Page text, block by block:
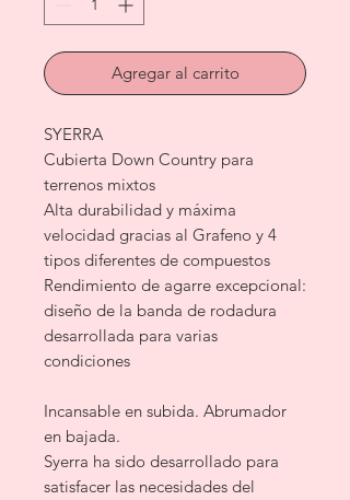
Agregar al carrito
SYERRA
Cubierta Down Country para
terrenos mixtos
Alta durabilidad y máxima
velocidad gracias al Grafeno y 4
tipos diferentes de compuestos
Rendimiento de agarre excepcional:
diseño de la banda de rodadura
desarrollada para varias
condiciones
Incansable en subida. Abrumador
en bajada.
Syerra ha sido desarrollado para
satisfacer las necesidades del